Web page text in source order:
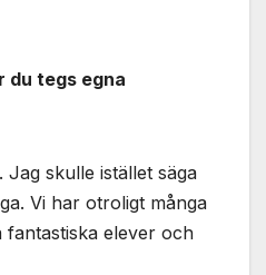
du tegs egna
Jag skulle istället säga
Vi har otroligt många
elever och